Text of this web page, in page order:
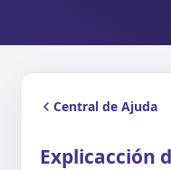
Central de Ajuda
Explicacción